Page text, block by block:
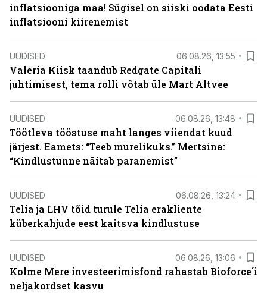
inflatsiooniga maa! Sügisel on siiski oodata Eesti
inflatsiooni kiirenemist
UUDISED 06.08.26, 13:55
Valeria Kiisk taandub Redgate Capitali
juhtimisest, tema rolli võtab üle Mart Altvee
UUDISED 06.08.26, 13:48
Töötleva tööstuse maht langes viiendat kuud
järjest. Eamets: “Teeb murelikuks.” Mertsina:
“Kindlustunne näitab paranemist”
UUDISED 06.08.26, 13:24
Telia ja LHV tõid turule Telia erakliente
küberkahjude eest kaitsva kindlustuse
UUDISED 06.08.26, 13:06
Kolme Mere investeerimisfond rahastab Bioforce´i
neljakordset kasvu